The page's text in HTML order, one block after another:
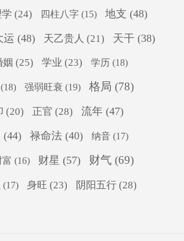
(24) 四柱八字 (15) 地支 (48)
运 (48) 天乙贵人 (21) 天干 (38)
姻 (25) 学业 (23) 学历 (18)
(18) 强弱旺衰 (19) 格局 (78)
(20) 正官 (28) 流年 (47)
(44) 禄命法 (40) 纳音 (17)
富 (16) 财星 (57) 财气 (69)
(17) 身旺 (23) 阴阳五行 (28)